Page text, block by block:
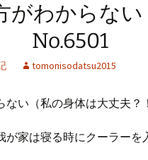
70歳でサブスリーnote
70歳でサブスリー
ブ
旧ブログ(楽天日誌)
がわからな
No.6501
tomonisodatsu2015
ない（私の身体は大丈夫？
が家は寝る時にクーラー